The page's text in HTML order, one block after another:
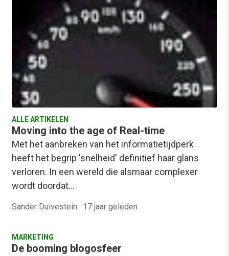
ALLE ARTIKELEN
Moving into the age of Real-time
Met het aanbreken van het informatietijdperk
heeft het begrip 'snelheid' definitief haar glans
verloren. In een wereld die alsmaar complexer
wordt doordat…
Sander Duivestein · 17 jaar geleden
MARKETING
De booming blogosfeer